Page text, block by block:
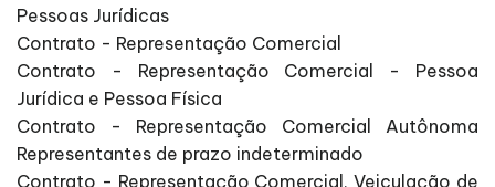
Pessoas Jurídicas
Contrato - Representação Comercial
Contrato - Representação Comercial - Pessoa
Jurídica e Pessoa Física
Contrato - Representação Comercial Autônoma
Representantes de prazo indeterminado
Contrato - Representação Comercial, Veiculação de